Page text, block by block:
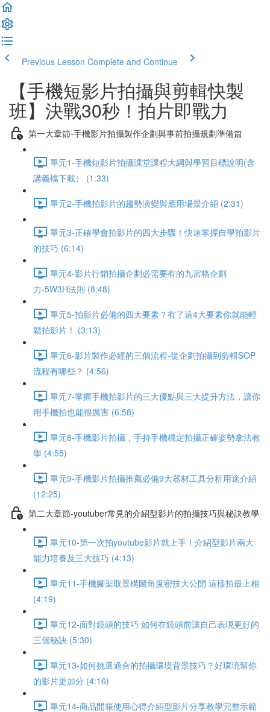
Previous Lesson Complete and Continue
【手機短影片拍攝與剪輯快製
班】決戰30秒！拍片即戰力
第一大章節-手機影片拍攝製作企劃與事前拍攝規劃準備篇
單元1-手機短影片拍攝課堂課程大綱與學習目標說明(含
講義檔下載） (1:33)
單元2-手機拍影片的趨勢演變與應用場景介紹 (2:31)
單元3-正確學會拍影片的四大步驟！快速掌握自學拍影片
的技巧 (6:14)
單元4-影片行銷拍攝企劃必需要有的九宮格企劃
力-5W3H法則 (8:48)
單元5-拍影片必備的四大要素？有了這4大要素你就能輕
鬆拍影片！ (3:13)
單元6-影片製作必經的三個流程-從企劃拍攝到剪輯SOP
流程有哪些？ (4:56)
單元7-掌握手機拍影片的三大優點與三大提升方法，讓你
用手機拍也能很厲害 (6:58)
單元8-手機影片拍攝，手持手機穩定拍攝正確姿勢拿法教
學 (4:55)
單元9-手機影片拍攝推薦必備9大器材工具分析用途介紹
(12:25)
第二大章節-youtuber常見的介紹型影片的拍攝技巧與秘訣教學
單元10-第一次拍youtube影片就上手！介紹型影片兩大
能力培養及三大技巧 (4:13)
單元11-手機腳架取景構圖角度密技大公開 這樣拍最上相
(4:19)
單元12-面對鏡頭的技巧 如何在鏡頭前讓自己表現更好的
三個秘訣 (5:30)
單元13-如何挑選適合的拍攝環境背景技巧？好環境幫你
的影片更加分 (4:16)
單元14-商品開箱使用心得介紹型影片分享教學完整示範